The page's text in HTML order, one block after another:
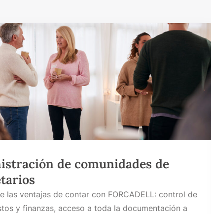
de comunidades de
las ventajas de contar con FORCADELL: control de
y finanzas, acceso a toda la documentación a